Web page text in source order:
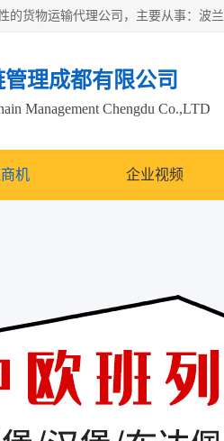
理成都有限公司
Management Chengdu Co.,LTD
机 企业视频